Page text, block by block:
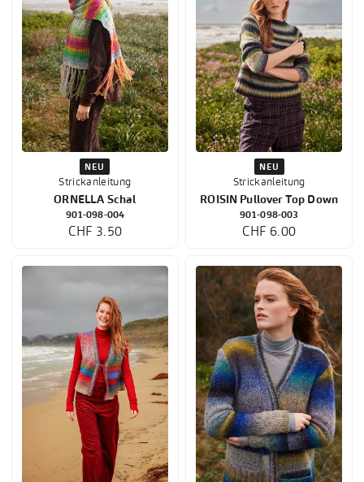
NEU
Strickanleitung
ORNELLA Schal
901-098-004
CHF 3.50
NEU
Strickanleitung
ROISIN Pullover Top Down
901-098-003
CHF 6.00